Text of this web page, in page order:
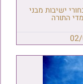
פינוקים והופעה: כ-1,000 בחורי ישיבות מבני
התורה